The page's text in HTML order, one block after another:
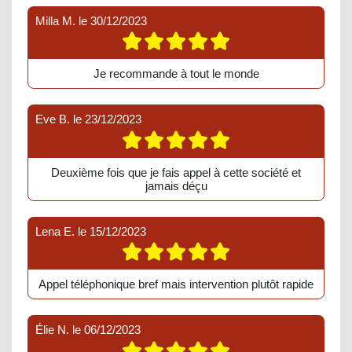
Milla M. le 30/12/2023
Je recommande à tout le monde
Eve B. le 23/12/2023
Deuxième fois que je fais appel à cette société et
jamais déçu
Lena E. le 15/12/2023
Appel téléphonique bref mais intervention plutôt rapide
Élie N. le 06/12/2023